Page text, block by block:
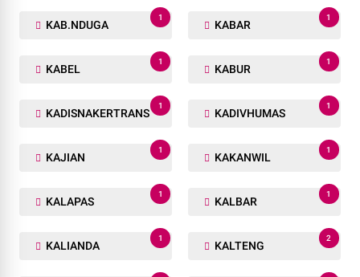
KAB.NDUGA
1
KABAR
1
KABEL
1
KABUR
1
KADISNAKERTRANS
1
KADIVHUMAS
1
KAJIAN
1
KAKANWIL
1
KALAPAS
1
KALBAR
1
KALIANDA
1
KALTENG
2